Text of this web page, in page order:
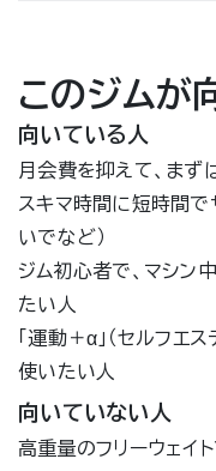
このジムが
向いている人
月会費を抑えて、まず
スキマ時間に短時間で
いでなど）
ジム初心者で、マシン
たい人
「運動＋α」（セルフエ
使いたい人
向いていない人
高重量のフリーウェイ